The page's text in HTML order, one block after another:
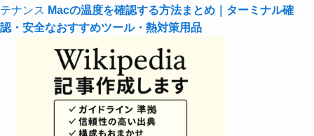
テナンス Macの温度を確認する方法まとめ｜ターミナル確
認・安全なおすすめツール・熱対策用品